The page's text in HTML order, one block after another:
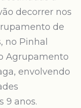
decorrer nos
de
no Pinhal
Agrupamento
envolvendo
9 anos.